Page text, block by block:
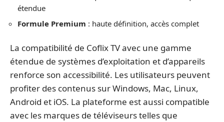
étendue
Formule Premium : haute définition, accès complet
La compatibilité de Coflix TV avec une gamme
étendue de systèmes d’exploitation et d’appareils
renforce son accessibilité. Les utilisateurs peuvent
profiter des contenus sur Windows, Mac, Linux,
Android et iOS. La plateforme est aussi compatible
avec les marques de téléviseurs telles que